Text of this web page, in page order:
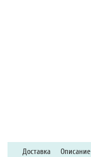
Доставка Описание